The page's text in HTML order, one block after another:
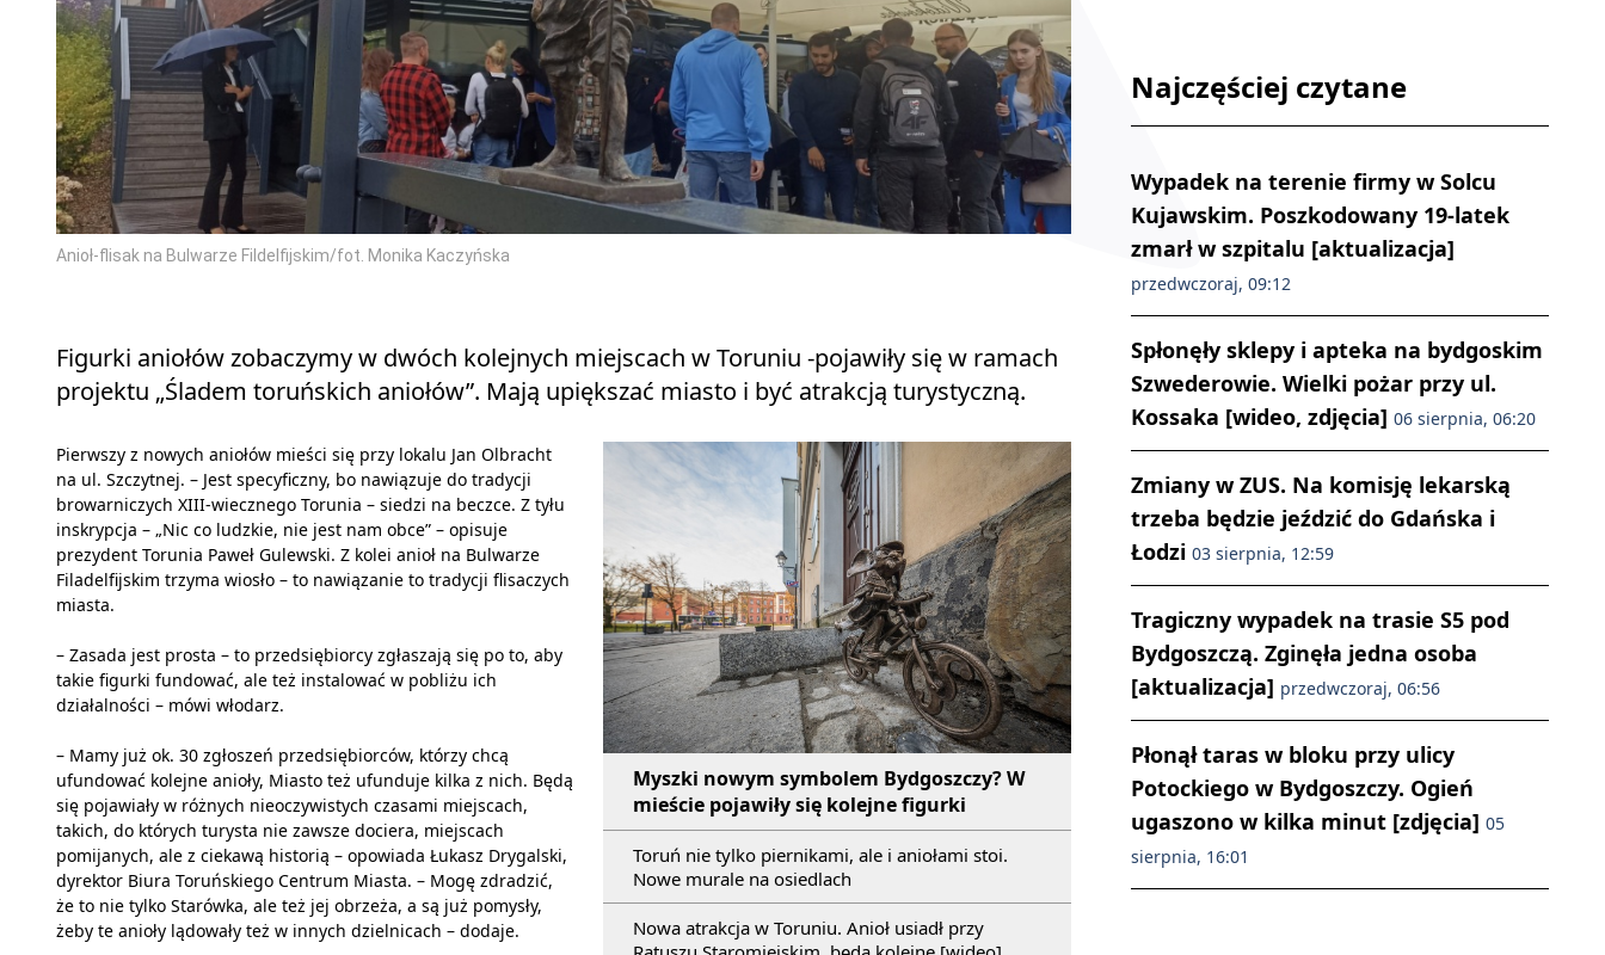
Anioł-flisak na Bulwarze Fildelfijskim/fot. Monika Kaczyńska
Figurki aniołów zobaczymy w dwóch kolejnych miejscach w Toruniu -pojawiły się w ramach
projektu „Śladem toruńskich aniołów”. Mają upiększać miasto i być atrakcją turystyczną.
Myszki nowym symbolem Bydgoszczy? W
mieście pojawiły się kolejne figurki
Toruń nie tylko piernikami, ale i aniołami stoi.
Nowe murale na osiedlach
Nowa atrakcja w Toruniu. Anioł usiadł przy
Pierwszy z nowych aniołów mieści się przy lokalu Jan Olbracht
na ul. Szczytnej. – Jest specyficzny, bo nawiązuje do tradycji
browarniczych XIII-wiecznego Torunia – siedzi na beczce. Z tyłu
inskrypcja – „Nic co ludzkie, nie jest nam obce” – opisuje
prezydent Torunia Paweł Gulewski. Z kolei anioł na Bulwarze
Filadelfijskim trzyma wiosło – to nawiązanie to tradycji flisaczych
miasta.
– Zasada jest prosta – to przedsiębiorcy zgłaszają się po to, aby
takie figurki fundować, ale też instalować w pobliżu ich
działalności – mówi włodarz.
– Mamy już ok. 30 zgłoszeń przedsiębiorców, którzy chcą
ufundować kolejne anioły, Miasto też ufunduje kilka z nich. Będą
się pojawiały w różnych nieoczywistych czasami miejscach,
takich, do których turysta nie zawsze dociera, miejscach
pomijanych, ale z ciekawą historią – opowiada Łukasz Drygalski,
dyrektor Biura Toruńskiego Centrum Miasta. – Mogę zdradzić,
że to nie tylko Starówka, ale też jej obrzeża, a są już pomysły,
żeby te anioły lądowały też w innych dzielnicach – dodaje.
Najczęściej czytane
Wypadek na terenie firmy w Solcu
Kujawskim. Poszkodowany 19-latek
zmarł w szpitalu [aktualizacja]
przedwczoraj, 09:12
Spłonęły sklepy i apteka na bydgoskim
Szwederowie. Wielki pożar przy ul.
Kossaka [wideo, zdjęcia] 06 sierpnia, 06:20
Zmiany w ZUS. Na komisję lekarską
trzeba będzie jeździć do Gdańska i
Łodzi 03 sierpnia, 12:59
Tragiczny wypadek na trasie S5 pod
Bydgoszczą. Zginęła jedna osoba
[aktualizacja] przedwczoraj, 06:56
Płonął taras w bloku przy ulicy
Potockiego w Bydgoszczy. Ogień
ugaszono w kilka minut [zdjęcia] 05
sierpnia, 16:01